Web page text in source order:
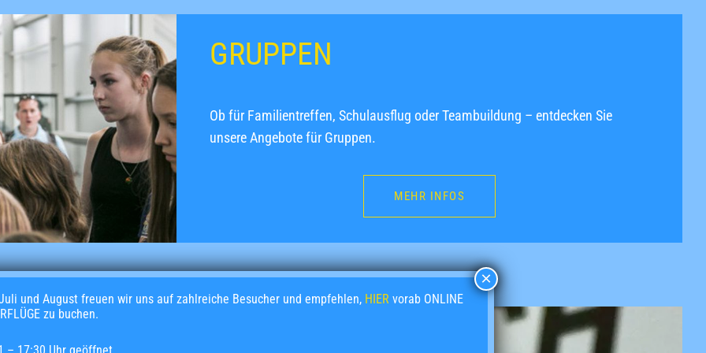
GRUPPEN
Ob für Familientreffen, Schulausflug oder Teambuildung – entdecken Sie
unsere Angebote für Gruppen.
MEHR INFOS
und August freuen wir uns auf zahlreiche Besucher und empfehlen, HIER vorab ONLINE
zu buchen.